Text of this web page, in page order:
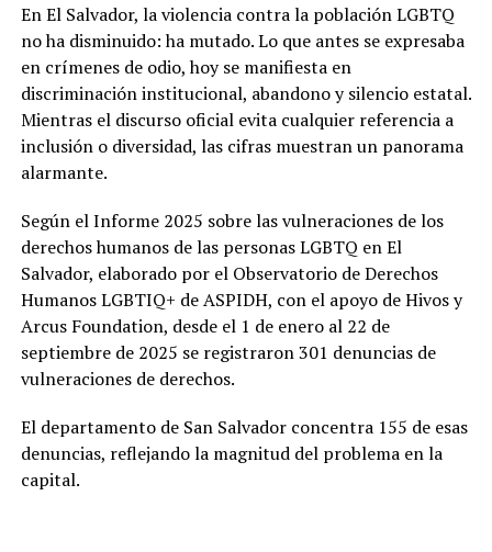
En El Salvador, la violencia contra la población LGBTQ
no ha disminuido: ha mutado. Lo que antes se expresaba
en crímenes de odio, hoy se manifiesta en
discriminación institucional, abandono y silencio estatal.
Mientras el discurso oficial evita cualquier referencia a
inclusión o diversidad, las cifras muestran un panorama
alarmante.
Según el Informe 2025 sobre las vulneraciones de los
derechos humanos de las personas LGBTQ en El
Salvador, elaborado por el Observatorio de Derechos
Humanos LGBTIQ+ de ASPIDH, con el apoyo de Hivos y
Arcus Foundation, desde el 1 de enero al 22 de
septiembre de 2025 se registraron 301 denuncias de
vulneraciones de derechos.
El departamento de San Salvador concentra 155 de esas
denuncias, reflejando la magnitud del problema en la
capital.